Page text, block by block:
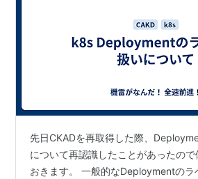
先日CKADを再取得した際、
について再認識したことがあったの
おきます。 一般的なDeploymentのラ